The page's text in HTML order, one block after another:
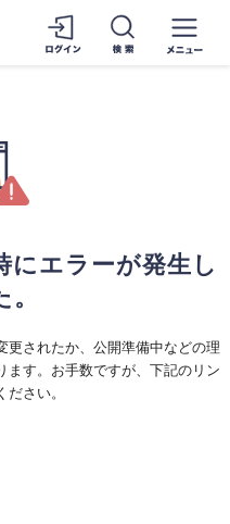
にエラーが発生し
更されたか、公開準備中などの理
ます。お手数ですが、下記のリン
さい。